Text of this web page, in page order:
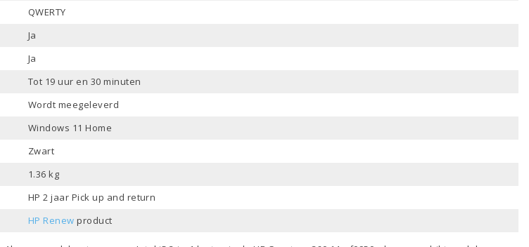
QWERTY
Ja
Ja
Tot 19 uur en 30 minuten
Wordt meegeleverd
Windows 11 Home
Zwart
1.36 kg
HP 2 jaar Pick up and return
HP Renew product